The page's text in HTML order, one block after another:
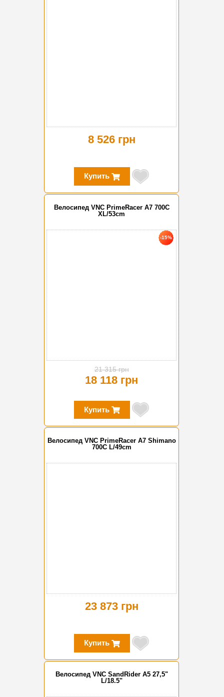
8 526 грн
Купить
Велосипед VNC PrimeRacer A7 700C
XL/53cm
-15%
21 315 грн
18 118 грн
Купить
Велосипед VNC PrimeRacer A7 Shimano
700C L/49cm
23 873 грн
Купить
Велосипед VNC SandRider A5 27,5"
L/18.5"